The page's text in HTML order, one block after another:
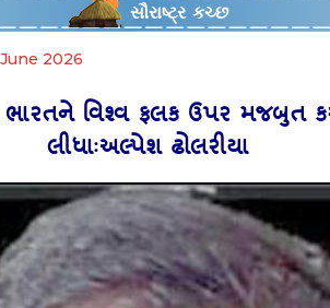
સૌરાષ્ટ્ર કચ્છ
2026
ભારતને વિશ્‍વ ફલક ઉપર મજબુત
લીધાઃઅલ્‍પેશ ઢોલરીયા